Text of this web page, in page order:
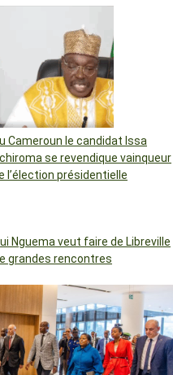
Cameroun le candidat Issa
se revendique vainqueur
l’élection présidentielle
Nguema veut faire de Libreville
grandes rencontres